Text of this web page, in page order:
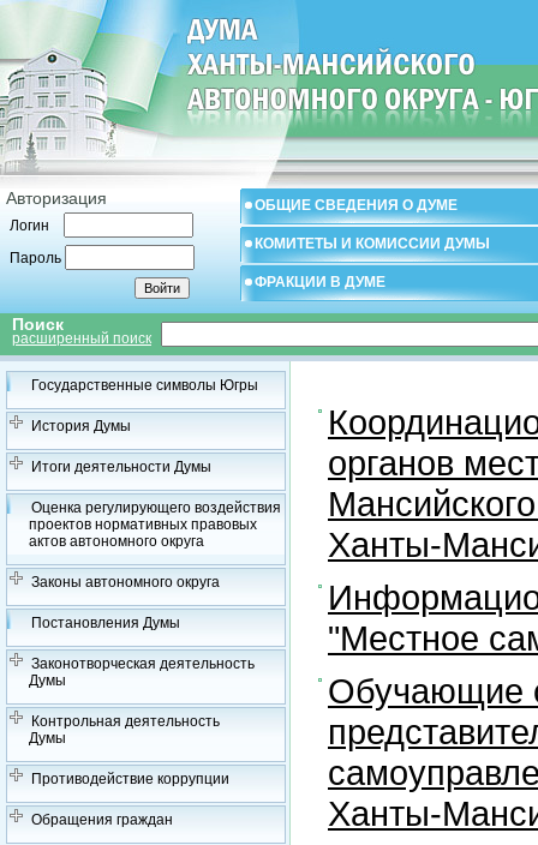
Авторизация
Логин
Пароль
ОБЩИЕ СВЕДЕНИЯ О ДУМЕ
КОМИТЕТЫ И КОМИССИИ ДУМЫ
ФРАКЦИИ В ДУМЕ
Поиск
расширенный поиск
Государственные символы Югры
История Думы
Итоги деятельности Думы
Оценка регулирующего воздействия
проектов нормативных правовых
актов автономного округа
Законы автономного округа
Постановления Думы
Законотворческая деятельность
Думы
Контрольная деятельность
Думы
Противодействие коррупции
Обращения граждан
органов
Ханты-
"Местное
Обучающие
Ханты-